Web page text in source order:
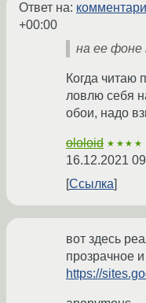
Ответ на:
+00:00
на ее фоне
Когда читаю
ловлю себя
обои, надо
ololoid ★★★★
16.12.2021
Ссылка
вот здесь
прозрачное
https://